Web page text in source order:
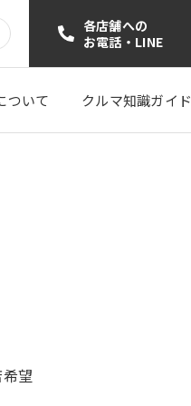
各店舗への
お電話・LINE
ついて クルマ知識ガイド
望